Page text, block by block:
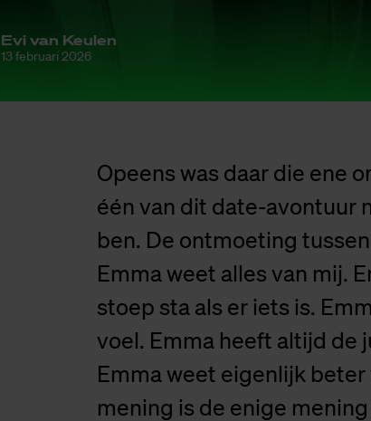
Evi van Keulen
13 februari 2026
Opeens was daar die ene
één van dit date-avontuur
ben. De ontmoeting
Emma weet alles van mij.
stoep sta als er iets is.
voel. Emma heeft altijd de
Emma weet eigenlijk
mening is de enige